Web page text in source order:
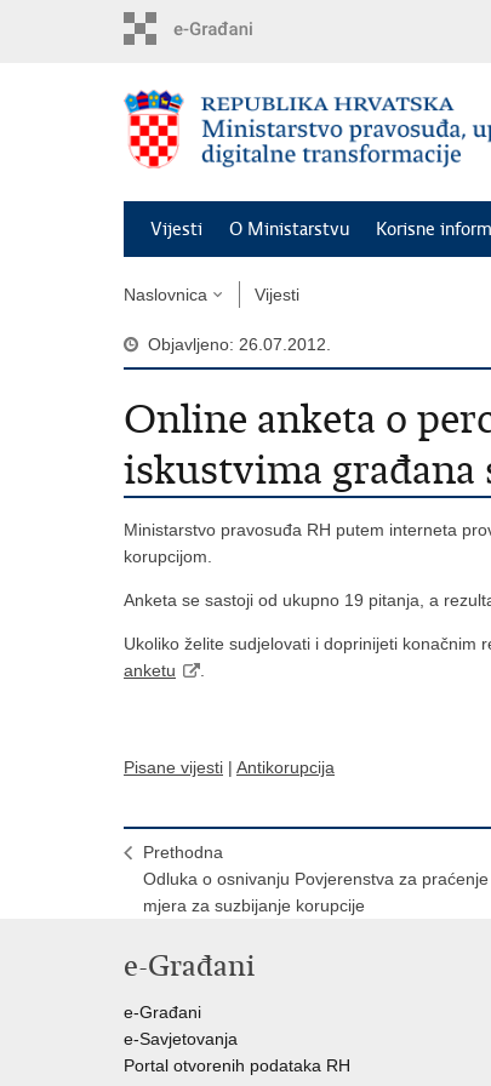
Vijesti O Ministarstvu Korisne
Naslovnica Vijesti
Objavljeno: 26.07.2012.
Online anketa o
iskustvima
Ministarstvo pravosuđa RH putem interneta
korupcijom.
Anketa se sastoji od ukupno 19 pitanja, a
Ukoliko želite sudjelovati i doprinijeti konačnim
anketu
Pisane vijesti | Antikorupcija
Prethodna
Odluka o osnivanju Povjerenstva za
mjera za suzbijanje korupcije
e-Građani
e-Građani
e-Savjetovanja
Portal otvorenih podataka RH